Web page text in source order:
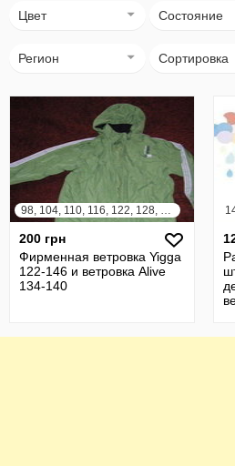
Цвет Состояние
Регион Сортировка
98, 104, 110, 116, 122, 128, 134, 140, 146, 152
200 грн
Фирменная ветровка Yigga
122-146 и ветровка Alive
134-140